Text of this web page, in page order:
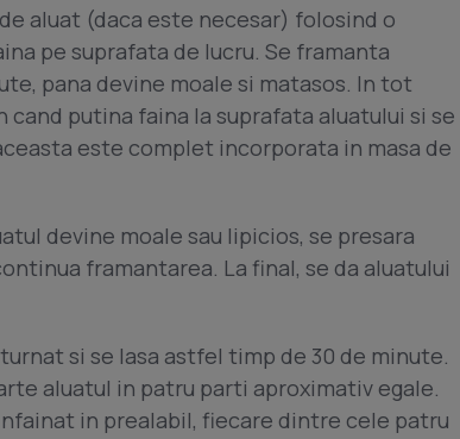
aluat (daca este necesar) folosind o
pe suprafata de lucru. Se framanta
pana devine moale si matasos. In tot
cand putina faina la suprafata aluatului si se
este complet incorporata in masa de
devine moale sau lipicios, se presara
framantarea. La final, se da aluatului
si se lasa astfel timp de 30 de minute.
aluatul in patru parti aproximativ egale.
in prealabil, fiecare dintre cele patru